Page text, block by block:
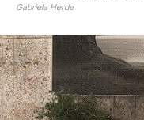
Gabriela Herde